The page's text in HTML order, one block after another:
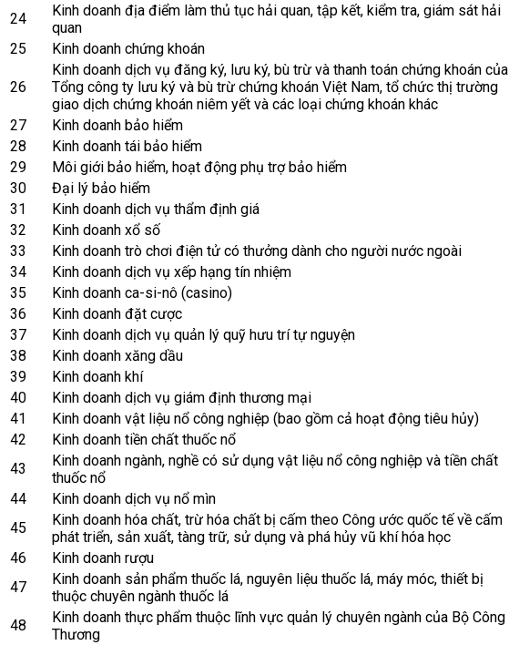
24
Kinh doanh địa điểm làm thủ tục hải quan, tập kết, kiểm tra, giám sát hải
quan
25
Kinh doanh chứng khoán
26
Kinh doanh dịch vụ đăng ký, lưu ký, bù trừ và thanh toán chứng khoán của
Tổng công ty lưu ký và bù trừ chứng khoán Việt Nam, tổ chức thị trường
giao dịch chứng khoán niêm yết và các loại chứng khoán khác
27
Kinh doanh bảo hiểm
28
Kinh doanh tái bảo hiểm
29
Môi giới bảo hiểm, hoạt động phụ trợ bảo hiểm
30
Đại lý bảo hiểm
31
Kinh doanh dịch vụ thẩm định giá
32
Kinh doanh xổ số
33
Kinh doanh trò chơi điện tử có thưởng dành cho người nước ngoài
34
Kinh doanh dịch vụ xếp hạng tín nhiệm
35
Kinh doanh ca-si-nô (casino)
36
Kinh doanh đặt cược
37
Kinh doanh dịch vụ quản lý quỹ hưu trí tự nguyện
38
Kinh doanh xăng dầu
39
Kinh doanh khí
40
Kinh doanh dịch vụ giám định thương mại
41
Kinh doanh vật liệu nổ công nghiệp (bao gồm cả hoạt động tiêu hủy)
42
Kinh doanh tiền chất thuốc nổ
43
Kinh doanh ngành, nghề có sử dụng vật liệu nổ công nghiệp và tiền chất
thuốc nổ
44
Kinh doanh dịch vụ nổ mìn
45
Kinh doanh hóa chất, trừ hóa chất bị cấm theo Công ước quốc tế về cấm
phát triển, sản xuất, tàng trữ, sử dụng và phá hủy vũ khí hóa học
46
Kinh doanh rượu
47
Kinh doanh sản phẩm thuốc lá, nguyên liệu thuốc lá, máy móc, thiết bị
thuộc chuyên ngành thuốc lá
48
Kinh doanh thực phẩm thuộc lĩnh vực quản lý chuyên ngành của Bộ Công
Thương